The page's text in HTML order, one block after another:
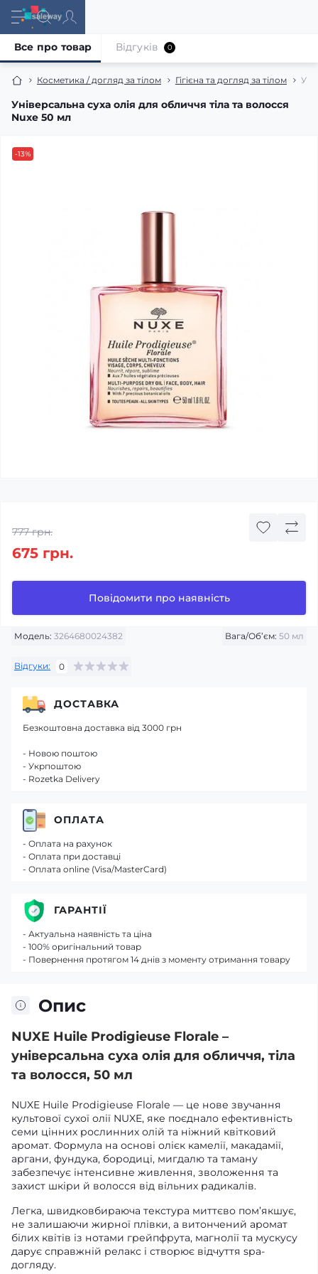
Косметика / догляд за тілом Гігієна та догляд за тілом
Універсальна суха олія для обличчя тіла та волосся
Nuxe 50 мл
Все про товар Відгуків 0
-13%
Модель: 3264680024382 Вага/Об’єм: 50 мл
Відгуки: 0
777 грн.
675 грн.
Повідомити про наявність
Опис
NUXE Huile Prodigieuse Florale –
універсальна суха олія для обличчя, тіла
та волосся, 50 мл
NUXE Huile Prodigieuse Florale — це нове звучання
культової сухої олії NUXE, яке поєднало ефективність
семи цінних рослинних олій та ніжний квітковий
аромат. Формула на основі олієк камелії, макадамії,
аргани, фундука, бородиці, мигдалю та таману
забезпечує інтенсивне живлення, зволоження та
захист шкіри й волосся від вільних радикалів.
Легка, швидковбираюча текстура миттєво пом’якшує,
не залишаючи жирної плівки, а витончений аромат
білих квітів із нотами грейпфрута, магнолії та мускусу
дарує справжній релакс і створює відчуття spa-
догляду.
ДОСТАВКА
Безкоштовна доставка від 3000 грн
- Новою поштою
- Укрпоштою
- Rozetka Delivery
ОПЛАТА
- Оплата на рахунок
- Оплата при доставці
- Оплата online (Visa/MasterCard)
ГАРАНТІЇ
- Актуальна наявність та ціна
- 100% оригінальний товар
- Повернення протягом 14 днів з моменту отримання товару